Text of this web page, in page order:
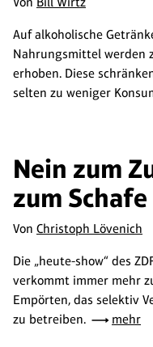
Auf alkoholische
Nahrungsmittel werden
erhoben. Diese
selten zu weniger
Nein zum
zum
Von Christoph Lövenich
Die „heute-show“ des
verkommt immer mehr
Empörten, das selektiv
zu betreiben.
mehr